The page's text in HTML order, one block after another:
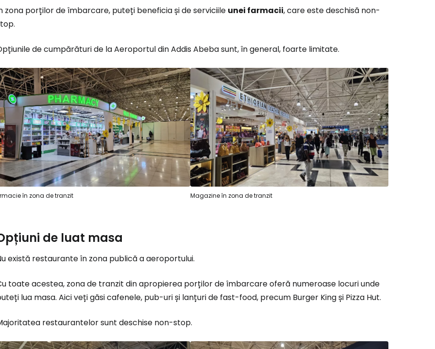
zona porților de îmbarcare, puteți beneficia și de serviciile unei farmacii, care este deschisă non-
de cumpărături de la Aeroportul din Addis Abeba sunt, în general, foarte limitate.
în zona de tranzit Magazine în zona de tranzit
de luat masa
există restaurante în zona publică a aeroportului.
toate acestea, zona de tranzit din apropierea porților de îmbarcare oferă numeroase locuri unde
lua masa. Aici veți găsi cafenele, pub-uri și lanțuri de fast-food, precum Burger King și Pizza Hut.
restaurantelor sunt deschise non-stop.